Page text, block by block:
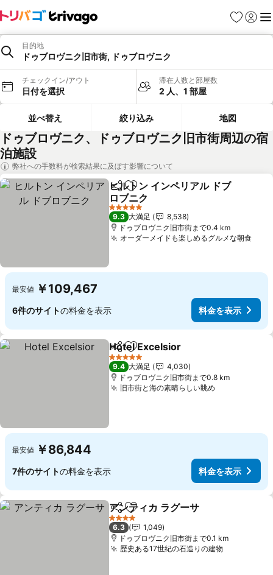
お気に入り
ログイ
メ
目的地
ドゥブロヴニク旧市街, ドゥブロヴニク
チェックイン/アウト
日付を選択
滞在人数と部屋数
2 人、1 部屋
並べ替え 絞り込み 地図
ドゥブロヴニク、ドゥブロヴニク旧市街周辺の宿
泊施設
弊社への手数料が検索結果に及ぼす影響について
シェアお気に入りに追加
ヒルトン インペリアル ドブ
ロブニク
料金を表示
5 ホテルのランク
9.3 大満足
8,538
ドゥブロヴニク旧市街まで0.4 km
オーダーメイドも楽しめるグルメな朝食料金
最安値 ￥109,467
6件のサイトの料金を表示 料金を表示
シェアお気に入りに追加
Hotel Excelsior
5 ホテルのランク
9.4 大満足
4,030
ドゥブロヴニク旧市街まで0.8 km
旧市街と海の素晴らしい眺め
最安値 ￥86,844
7件のサイトの料金を表示 料金を表示
シェアお気に入りに追加
アンティカ ラグーサ
4 ホテルのランク
6.3
1,049
ドゥブロヴニク旧市街まで0.1 km
歴史ある17世紀の石造りの建物